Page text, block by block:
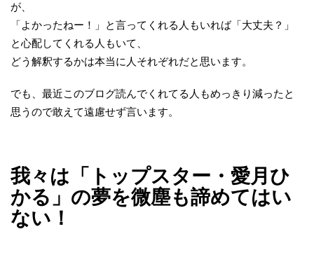
が、
「よかったねー！」と言ってくれる人もいれば「大丈夫？」
と心配してくれる人もいて、
どう解釈するかは本当に人それぞれだと思います。
でも、最近このブログ読んでくれてる人もめっきり減ったと
思うので敢えて遠慮せず言います。
我々は「トップスター・愛月ひ
かる」の夢を微塵も諦めてはい
ない！